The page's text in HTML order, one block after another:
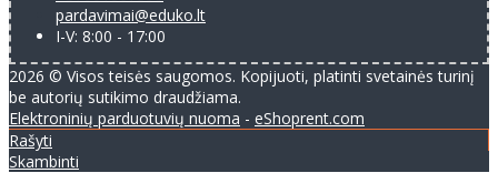
pardavimai@eduko.lt
I-V: 8:00 - 17:00
2026 © Visos teisės saugomos. Kopijuoti, platinti svetainės turinį
be autorių sutikimo draudžiama.
Elektroninių parduotuvių nuoma - eShoprent.com
Rašyti
Skambinti